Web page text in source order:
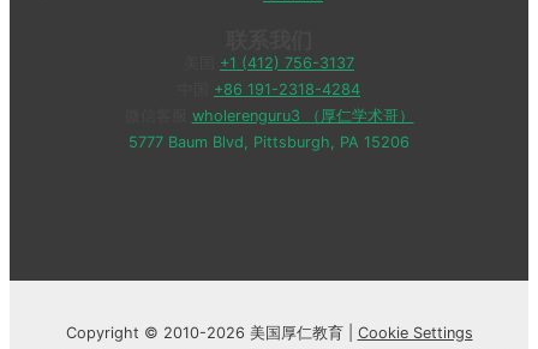
+1 (412) 756-3137
+86 191-2318-4284
wholerenguru3 （厚仁学术哥）
5777 Baum Blvd, Pittsburgh, PA 15206
Copyright © 2010-2026 美国厚仁教育 | Cookie Settings